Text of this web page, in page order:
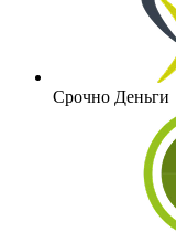
Срочно Деньги